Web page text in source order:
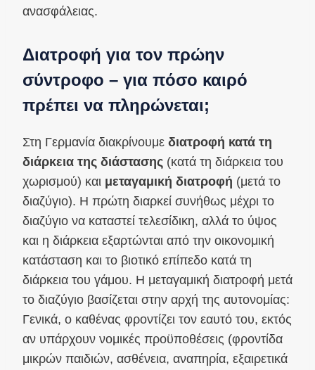
ανασφάλειας.
Διατροφή για τον πρώην
σύντροφο – για πόσο καιρό
πρέπει να πληρώνεται;
Στη Γερμανία διακρίνουμε διατροφή κατά τη
διάρκεια της διάστασης (κατά τη διάρκεια του
χωρισμού) και μεταγαμική διατροφή (μετά το
διαζύγιο). Η πρώτη διαρκεί συνήθως μέχρι το
διαζύγιο να καταστεί τελεσίδικη, αλλά το ύψος
και η διάρκεια εξαρτώνται από την οικονομική
κατάσταση και το βιοτικό επίπεδο κατά τη
διάρκεια του γάμου. Η μεταγαμική διατροφή μετά
το διαζύγιο βασίζεται στην αρχή της αυτονομίας:
Γενικά, ο καθένας φροντίζει τον εαυτό του, εκτός
αν υπάρχουν νομικές προϋποθέσεις (φροντίδα
μικρών παιδιών, ασθένεια, αναπηρία, εξαιρετικά